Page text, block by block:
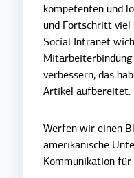
kompetenten und
und Fortschritt viel
Social Intranet
verbessern, das
Artikel aufbereitet.
Werfen wir einen
amerikanische
Kommunikation für